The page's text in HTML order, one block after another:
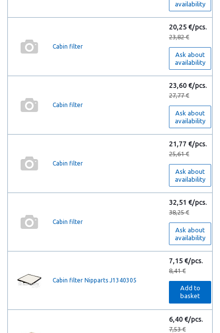
availability
Cabin filter
20,25 €/pcs.
23,82 €
Ask about
availability
Cabin filter
23,60 €/pcs.
27,77 €
Ask about
availability
Cabin filter
21,77 €/pcs.
25,61 €
Ask about
availability
Cabin filter
32,51 €/pcs.
38,25 €
Ask about
availability
Cabin filter Nipparts J1340305
7,15 €/pcs.
8,41 €
Add to
basket
6,40 €/pcs.
7,53 €